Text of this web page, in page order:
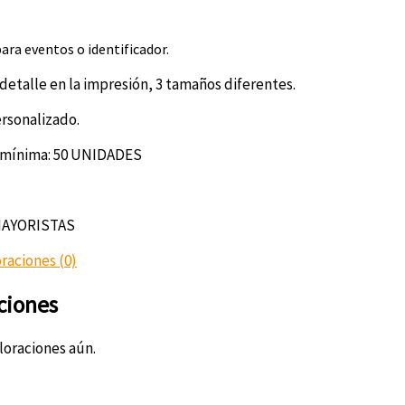
eventos o identificador.
en la impresión, 3 tamaños diferentes.
50 UNIDADES
(0)
aún.